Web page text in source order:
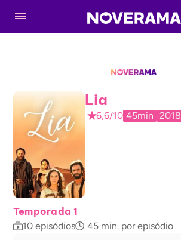
Lia
6,6/10 45min 2018
Temporada 1
10 episódios 45 min. por episódio